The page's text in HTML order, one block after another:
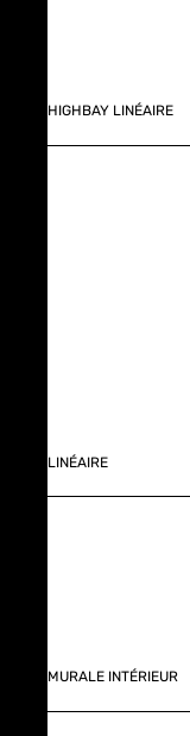
HIGHBAY LINÉAIRE
LINÉAIRE
MURALE INTÉRIEUR